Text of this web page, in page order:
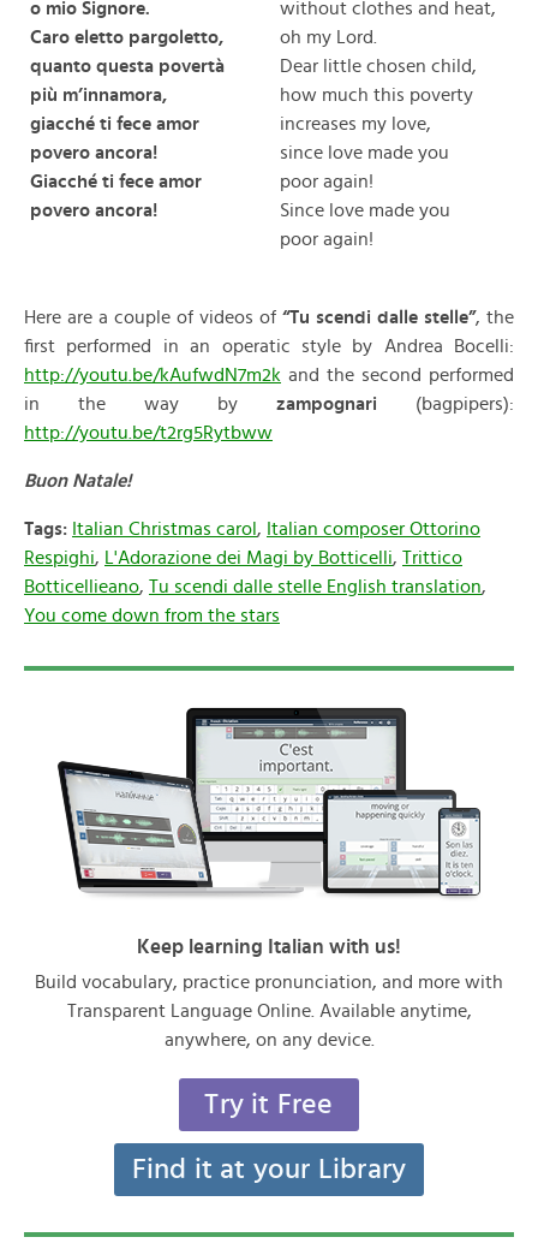
o mio Signore.
Caro eletto pargoletto,
quanto questa povertà
più m’innamora,
giacché ti fece amor
povero ancora!
Giacché ti fece amor
povero ancora!
without clothes and heat,
oh my Lord.
Dear little chosen child,
how much this poverty
increases my love,
since love made you
poor again!
Since love made you
poor again!
Here are a couple of videos of “Tu scendi dalle stelle”, the
first performed in an operatic style by Andrea Bocelli:
http://youtu.be/kAufwdN7m2k and the second performed
in the way by zampognari (bagpipers):
http://youtu.be/t2rg5Rytbww
Buon Natale!
Tags: Italian Christmas carol , Italian composer Ottorino
Respighi, L'Adorazione dei Magi by Botticelli, Trittico
Botticellieano, Tu scendi dalle stelle English translation,
You come down from the stars
Keep learning Italian with us!
Build vocabulary, practice pronunciation, and more with
Transparent Language Online. Available anytime,
anywhere, on any device.
Try it Free
Find it at your Library